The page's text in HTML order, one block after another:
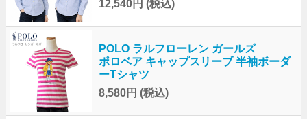
12,540円 (税込)
POLO ラルフローレン ガールズ
ポロベア キャップスリーブ 半袖ボーダ
ーTシャツ
8,580円 (税込)